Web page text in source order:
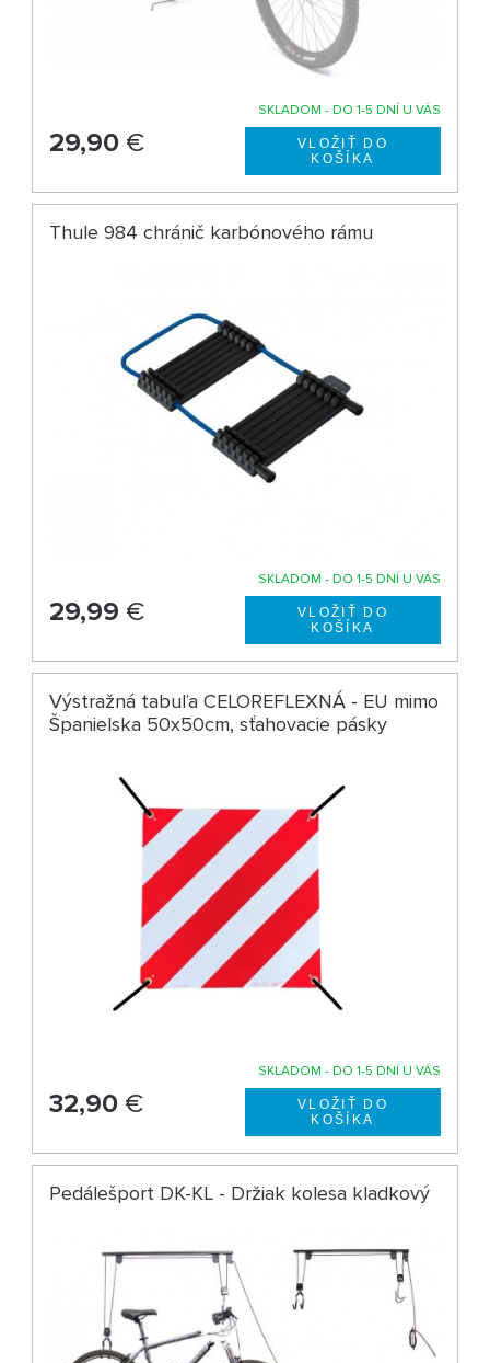
SKLADOM - DO 1-5 DNÍ U VÁS
29,90 €
Thule 984 chránič karbónového rámu
SKLADOM - DO 1-5 DNÍ U VÁS
29,99 €
Výstražná tabuľa CELOREFLEXNÁ - EU mimo
Španielska 50x50cm, sťahovacie pásky
SKLADOM - DO 1-5 DNÍ U VÁS
32,90 €
Pedálešport DK-KL - Držiak kolesa kladkový